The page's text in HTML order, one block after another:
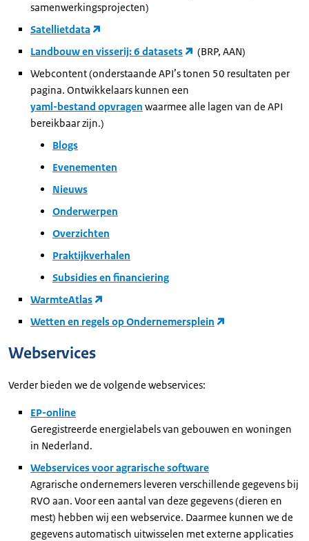
samenwerkings­projecten)
Satellietdata
Landbouw en visserij: 6 datasets
(BRP, AAN)
Webcontent (onderstaande API’s tonen 50 resultaten per
pagina. Ontwikkelaars kunnen een
yaml-bestand opvragen waarmee alle lagen van de API
bereikbaar zijn.)
Blogs
Evenementen
Nieuws
Onderwerpen
Overzichten
Praktijkverhalen
Subsidies en financiering
WarmteAtlas
Wetten en regels op Ondernemersplein
Webservices
Verder bieden we de volgende webservices:
EP-online
Geregistreerde energielabels van gebouwen en woningen
in Nederland.
Webservices voor agrarische software
Agrarische ondernemers leveren verschillende gegevens bij
RVO aan. Voor een aantal van deze gegevens (dieren en
mest) hebben wij een webservice. Daarmee kunnen we de
gegevens automatisch uitwisselen met externe applicaties